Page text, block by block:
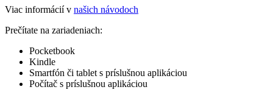
Viac informácií v našich návodoch
Prečítate na zariadeniach:
Pocketbook
Kindle
Smartfón či tablet s príslušnou aplikáciou
Počítač s príslušnou aplikáciou